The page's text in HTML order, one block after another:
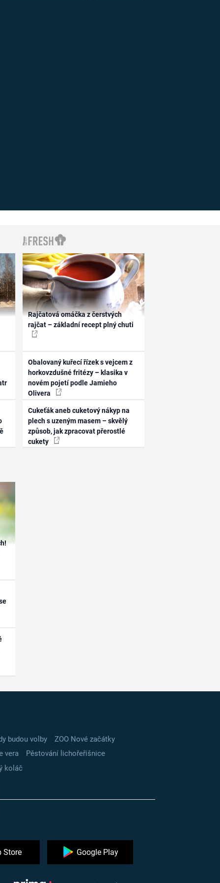
Rajčatová omáčka z čerstvých
rajčat – základní recept plný chuti
Obalovaný kuřecí řízek s vejcem z
horkovzdušné fritézy – klasika v
novém pojetí podle Jamieho
Olivera
Cukeťák aneb cuketový nákyp na
plech s uzeným masem – skvělý
způsob, jak zpracovat přerostlé
cukety
budou volby
ZOO Nové začátky
vera
Pěstování lichořeřišnice
koláč
Store Google Play